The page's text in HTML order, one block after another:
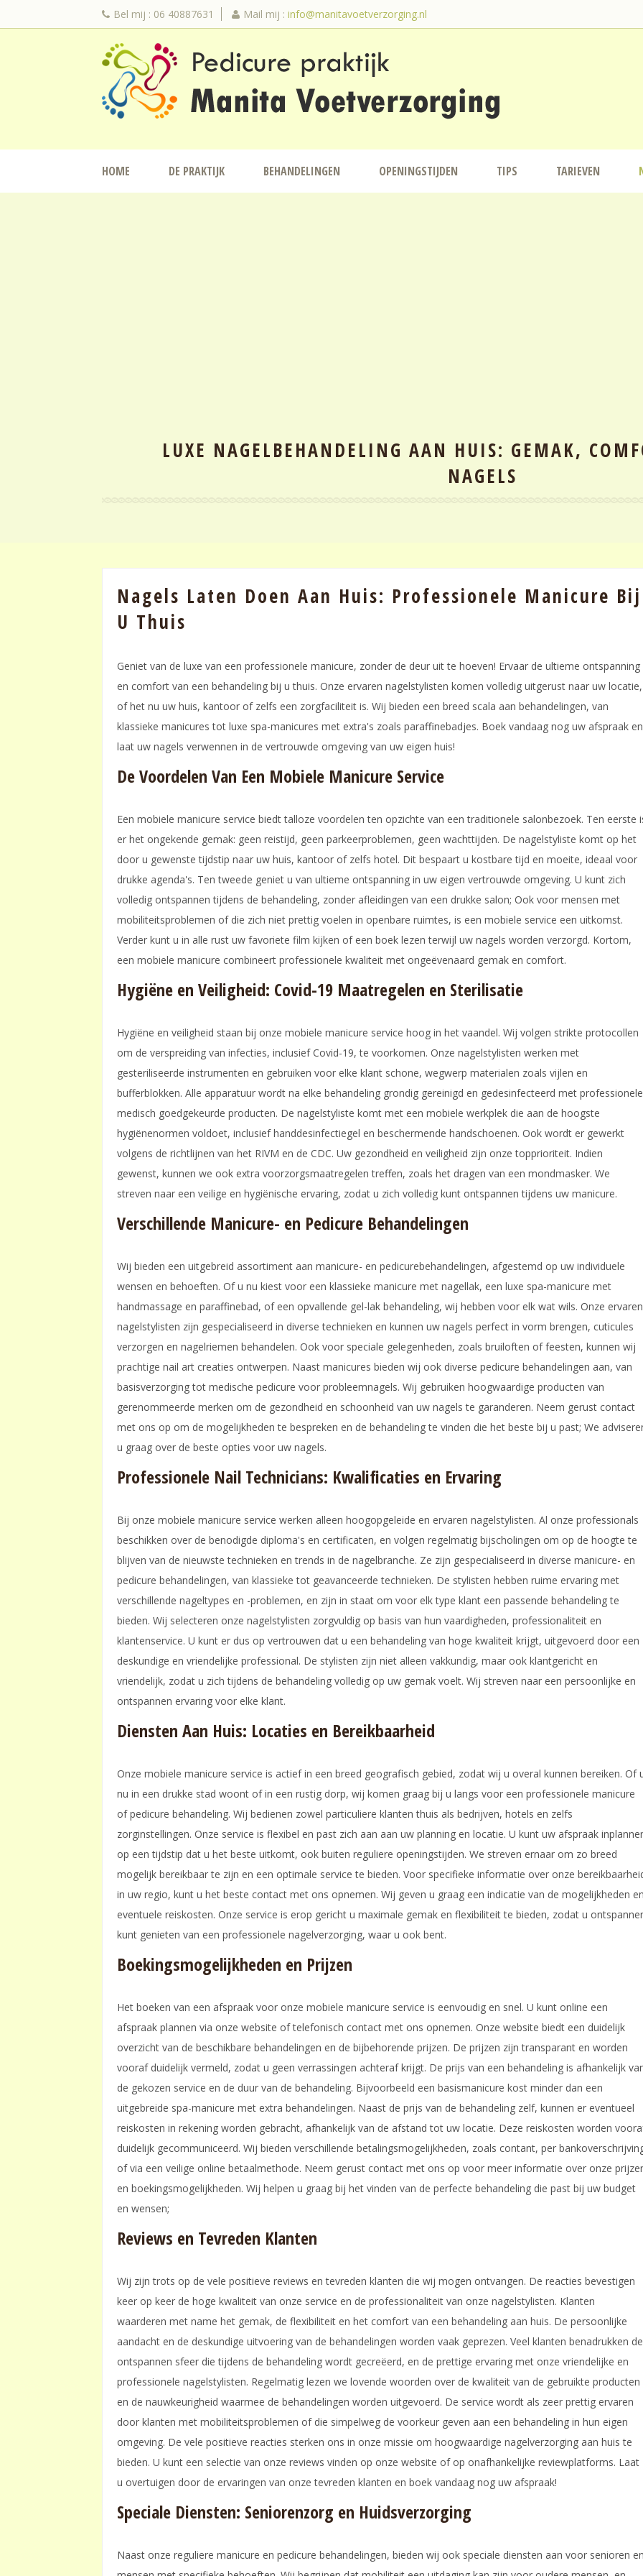
Bel mij : 06 40887631 Mail mij : info@manitavoetverzorging.nl
HOME DE PRAKTIJK BEHANDELINGEN OPENINGSTIJDEN TIPS TARIEVEN
LUXE NAGELBEHANDELING AAN HUIS: GEMAK,
NAGELS
Nagels Laten Doen Aan Huis: Professionele Manicure Bij
U Thuis
Geniet van de luxe van een professionele manicure, zonder de deur uit te hoeven! Ervaar de ultieme ontspanning
en comfort van een behandeling bij u thuis. Onze ervaren nagelstylisten komen volledig uitgerust naar uw locatie,
of het nu uw huis, kantoor of zelfs een zorgfaciliteit is. Wij bieden een breed scala aan behandelingen, van
klassieke manicures tot luxe spa-manicures met extra's zoals paraffinebadjes. Boek vandaag nog uw afspraak en
laat uw nagels verwennen in de vertrouwde omgeving van uw eigen huis!
De Voordelen Van Een Mobiele Manicure Service
Een mobiele manicure service biedt talloze voordelen ten opzichte van een traditionele salonbezoek. Ten eerste
er het ongekende gemak: geen reistijd, geen parkeerproblemen, geen wachttijden. De nagelstyliste komt op het
door u gewenste tijdstip naar uw huis, kantoor of zelfs hotel. Dit bespaart u kostbare tijd en moeite, ideaal voor
drukke agenda's. Ten tweede geniet u van ultieme ontspanning in uw eigen vertrouwde omgeving. U kunt zich
volledig ontspannen tijdens de behandeling, zonder afleidingen van een drukke salon; Ook voor mensen met
mobiliteitsproblemen of die zich niet prettig voelen in openbare ruimtes, is een mobiele service een uitkomst.
Verder kunt u in alle rust uw favoriete film kijken of een boek lezen terwijl uw nagels worden verzorgd. Kortom,
een mobiele manicure combineert professionele kwaliteit met ongeëvenaard gemak en comfort.
Hygiëne en Veiligheid: Covid-19 Maatregelen en Sterilisatie
Hygiëne en veiligheid staan bij onze mobiele manicure service hoog in het vaandel. Wij volgen strikte protocollen
om de verspreiding van infecties, inclusief Covid-19, te voorkomen. Onze nagelstylisten werken met
gesteriliseerde instrumenten en gebruiken voor elke klant schone, wegwerp materialen zoals vijlen en
bufferblokken. Alle apparatuur wordt na elke behandeling grondig gereinigd en gedesinfecteerd met
medisch goedgekeurde producten. De nagelstyliste komt met een mobiele werkplek die aan de hoogste
hygiënenormen voldoet, inclusief handdesinfectiegel en beschermende handschoenen. Ook wordt er gewerkt
volgens de richtlijnen van het RIVM en de CDC. Uw gezondheid en veiligheid zijn onze topprioriteit. Indien
gewenst, kunnen we ook extra voorzorgsmaatregelen treffen, zoals het dragen van een mondmasker. We
streven naar een veilige en hygiënische ervaring, zodat u zich volledig kunt ontspannen tijdens uw manicure.
Verschillende Manicure- en Pedicure Behandelingen
Wij bieden een uitgebreid assortiment aan manicure- en pedicurebehandelingen, afgestemd op uw individuele
wensen en behoeften. Of u nu kiest voor een klassieke manicure met nagellak, een luxe spa-manicure met
handmassage en paraffinebad, of een opvallende gel-lak behandeling, wij hebben voor elk wat wils. Onze ervaren
nagelstylisten zijn gespecialiseerd in diverse technieken en kunnen uw nagels perfect in vorm brengen, cuticules
verzorgen en nagelriemen behandelen. Ook voor speciale gelegenheden, zoals bruiloften of feesten, kunnen wij
prachtige nail art creaties ontwerpen. Naast manicures bieden wij ook diverse pedicure behandelingen aan, van
basisverzorging tot medische pedicure voor probleemnagels. Wij gebruiken hoogwaardige producten van
gerenommeerde merken om de gezondheid en schoonheid van uw nagels te garanderen. Neem gerust contact
met ons op om de mogelijkheden te bespreken en de behandeling te vinden die het beste bij u past; We
u graag over de beste opties voor uw nagels.
Professionele Nail Technicians: Kwalificaties en Ervaring
Bij onze mobiele manicure service werken alleen hoogopgeleide en ervaren nagelstylisten. Al onze professionals
beschikken over de benodigde diploma's en certificaten, en volgen regelmatig bijscholingen om op de hoogte te
blijven van de nieuwste technieken en trends in de nagelbranche. Ze zijn gespecialiseerd in diverse manicure- en
pedicure behandelingen, van klassieke tot geavanceerde technieken. De stylisten hebben ruime ervaring met
verschillende nageltypes en -problemen, en zijn in staat om voor elk type klant een passende behandeling te
bieden. Wij selecteren onze nagelstylisten zorgvuldig op basis van hun vaardigheden, professionaliteit en
klantenservice. U kunt er dus op vertrouwen dat u een behandeling van hoge kwaliteit krijgt, uitgevoerd door een
deskundige en vriendelijke professional. De stylisten zijn niet alleen vakkundig, maar ook klantgericht en
vriendelijk, zodat u zich tijdens de behandeling volledig op uw gemak voelt. Wij streven naar een persoonlijke en
ontspannen ervaring voor elke klant.
Diensten Aan Huis: Locaties en Bereikbaarheid
Onze mobiele manicure service is actief in een breed geografisch gebied, zodat wij u overal kunnen bereiken. Of
nu in een drukke stad woont of in een rustig dorp, wij komen graag bij u langs voor een professionele manicure
of pedicure behandeling. Wij bedienen zowel particuliere klanten thuis als bedrijven, hotels en zelfs
zorginstellingen. Onze service is flexibel en past zich aan aan uw planning en locatie. U kunt uw afspraak
op een tijdstip dat u het beste uitkomt, ook buiten reguliere openingstijden. We streven ernaar om zo breed
mogelijk bereikbaar te zijn en een optimale service te bieden. Voor specifieke informatie over onze
in uw regio, kunt u het beste contact met ons opnemen. Wij geven u graag een indicatie van de mogelijkheden
eventuele reiskosten. Onze service is erop gericht u maximale gemak en flexibiliteit te bieden, zodat u
kunt genieten van een professionele nagelverzorging, waar u ook bent.
Boekingsmogelijkheden en Prijzen
Het boeken van een afspraak voor onze mobiele manicure service is eenvoudig en snel. U kunt online een
afspraak plannen via onze website of telefonisch contact met ons opnemen. Onze website biedt een duidelijk
overzicht van de beschikbare behandelingen en de bijbehorende prijzen. De prijzen zijn transparant en worden
vooraf duidelijk vermeld, zodat u geen verrassingen achteraf krijgt. De prijs van een behandeling is afhankelijk
de gekozen service en de duur van de behandeling. Bijvoorbeeld een basismanicure kost minder dan een
uitgebreide spa-manicure met extra behandelingen. Naast de prijs van de behandeling zelf, kunnen er eventueel
reiskosten in rekening worden gebracht, afhankelijk van de afstand tot uw locatie. Deze reiskosten worden
duidelijk gecommuniceerd. Wij bieden verschillende betalingsmogelijkheden, zoals contant, per
of via een veilige online betaalmethode. Neem gerust contact met ons op voor meer informatie over onze
en boekingsmogelijkheden. Wij helpen u graag bij het vinden van de perfecte behandeling die past bij uw budget
en wensen;
Reviews en Tevreden Klanten
Wij zijn trots op de vele positieve reviews en tevreden klanten die wij mogen ontvangen. De reacties bevestigen
keer op keer de hoge kwaliteit van onze service en de professionaliteit van onze nagelstylisten. Klanten
waarderen met name het gemak, de flexibiliteit en het comfort van een behandeling aan huis. De persoonlijke
aandacht en de deskundige uitvoering van de behandelingen worden vaak geprezen. Veel klanten benadrukken de
ontspannen sfeer die tijdens de behandeling wordt gecreëerd, en de prettige ervaring met onze vriendelijke en
professionele nagelstylisten. Regelmatig lezen we lovende woorden over de kwaliteit van de gebruikte producten
en de nauwkeurigheid waarmee de behandelingen worden uitgevoerd. De service wordt als zeer prettig ervaren
door klanten met mobiliteitsproblemen of die simpelweg de voorkeur geven aan een behandeling in hun eigen
omgeving. De vele positieve reacties sterken ons in onze missie om hoogwaardige nagelverzorging aan huis te
bieden. U kunt een selectie van onze reviews vinden op onze website of op onafhankelijke reviewplatforms. Laat
u overtuigen door de ervaringen van onze tevreden klanten en boek vandaag nog uw afspraak!
Speciale Diensten: Seniorenzorg en Huidsverzorging
Naast onze reguliere manicure en pedicure behandelingen, bieden wij ook speciale diensten aan voor senioren